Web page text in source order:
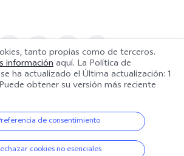
país/región
Co., Ltd. Todos los derechos
tanto propias como de terceros.
informaciónaquí. La Política de
ha actualizado el Última actualización: 1
obtener su versión más reciente
de consentimiento
cookies no esenciales